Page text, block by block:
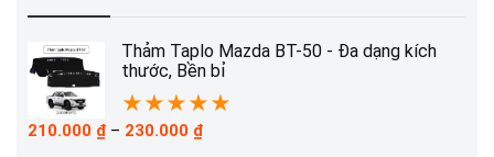
Thảm Taplo Mazda BT-50 - Đa dạng kích
thước, Bền bỉ
★★★★★
210.000 ₫ – 230.000 ₫Khoảng